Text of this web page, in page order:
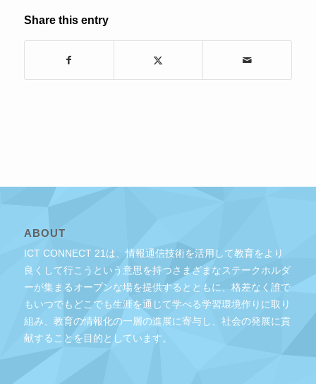
Share this entry
ABOUT
ICT CONNECT 21は、情報通信技術を活用して教育をより
良くして行こうという意思を持つさまざまなステークホルダ
ーが集まるオープンな場を提供するとともに、格差なく誰で
もいつでもどこでも生涯を通じて学べる学習環境作りに取り
組み、教育の情報化の一層の進展に寄与し、社会の発展に貢
献することを目的としています。